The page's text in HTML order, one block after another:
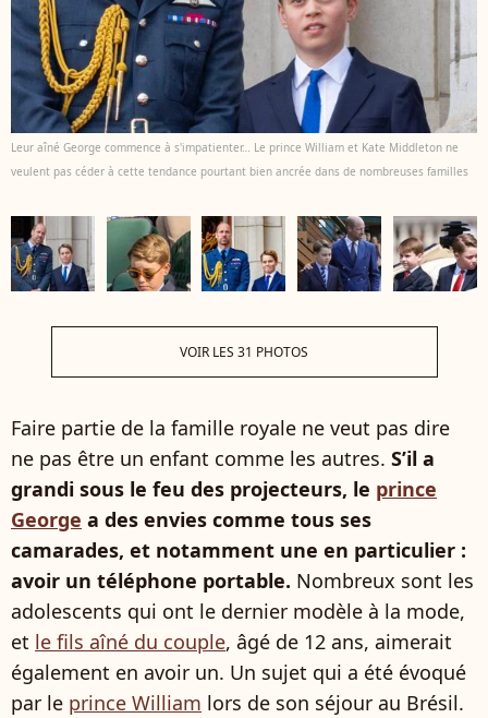
Leur aîné George commence à s'impatienter… Le prince William et Kate Middleton ne
veulent pas céder à cette tendance pourtant bien ancrée dans de nombreuses familles
VOIR LES 31 PHOTOS
Faire partie de la famille royale ne veut pas dire
ne pas être un enfant comme les autres. S’il a
grandi sous le feu des projecteurs, le prince
George a des envies comme tous ses
camarades, et notamment une en particulier :
avoir un téléphone portable. Nombreux sont les
adolescents qui ont le dernier modèle à la mode,
et le fils aîné du couple, âgé de 12 ans, aimerait
également en avoir un. Un sujet qui a été évoqué
par le prince William lors de son séjour au Brésil.